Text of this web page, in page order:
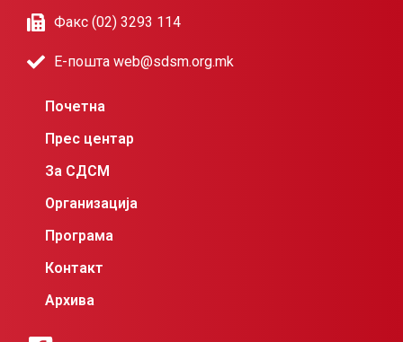
Факс (02) 3293 114
Е-пошта web@sdsm.org.mk
Почетна
Прес центар
За СДСМ
Организација
Програма
Контакт
Архива